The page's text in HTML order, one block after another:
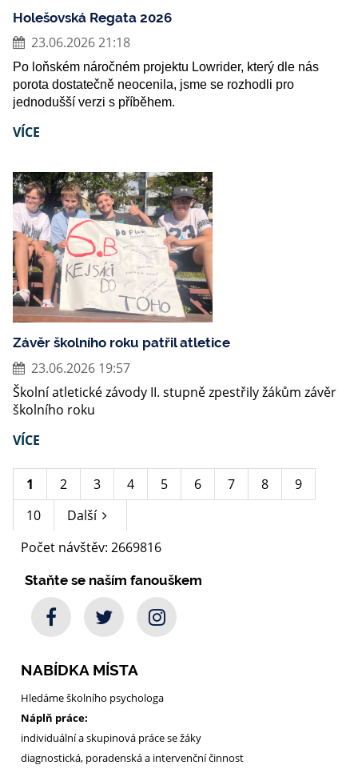
Holešovská Regata 2026
23.06.2026 21:18
Po loňském náročném projektu Lowrider, který dle nás
porota dostatečně neocenila, jsme se rozhodli pro
jednodušší verzi s příběhem.
VÍCE
Závěr školního roku patřil atletice
23.06.2026 19:57
Školní atletické závody II. stupně zpestřily žákům závěr
školního roku
VÍCE
1 2 3 4 5 6 7 8
9
10
Další
Počet návštěv: 2669816
Staňte se naším fanouškem
NABÍDKA MÍSTA
Hledáme školního psychologa
Náplň práce:
individuální a skupinová práce se žáky
diagnostická, poradenská a intervenční činnost